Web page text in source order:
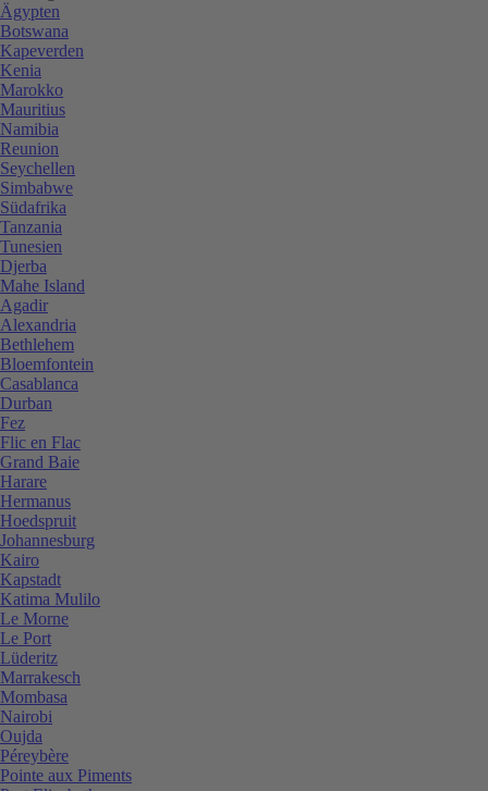
Ägypten
Botswana
Kapeverden
Kenia
Marokko
Mauritius
Namibia
Reunion
Seychellen
Simbabwe
Südafrika
Tanzania
Tunesien
Djerba
Mahe Island
Agadir
Alexandria
Bethlehem
Bloemfontein
Casablanca
Durban
Fez
Flic en Flac
Grand Baie
Harare
Hermanus
Hoedspruit
Johannesburg
Kairo
Kapstadt
Katima Mulilo
Le Morne
Le Port
Lüderitz
Marrakesch
Mombasa
Nairobi
Oujda
Péreybère
Pointe aux Piments